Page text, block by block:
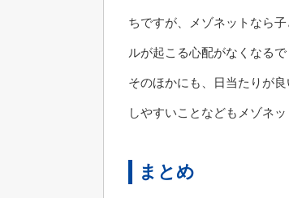
ちですが、メゾネットなら
ルが起こる心配がなくなるで
そのほかにも、日当たりが
しやすいことなどもメゾネ
まとめ